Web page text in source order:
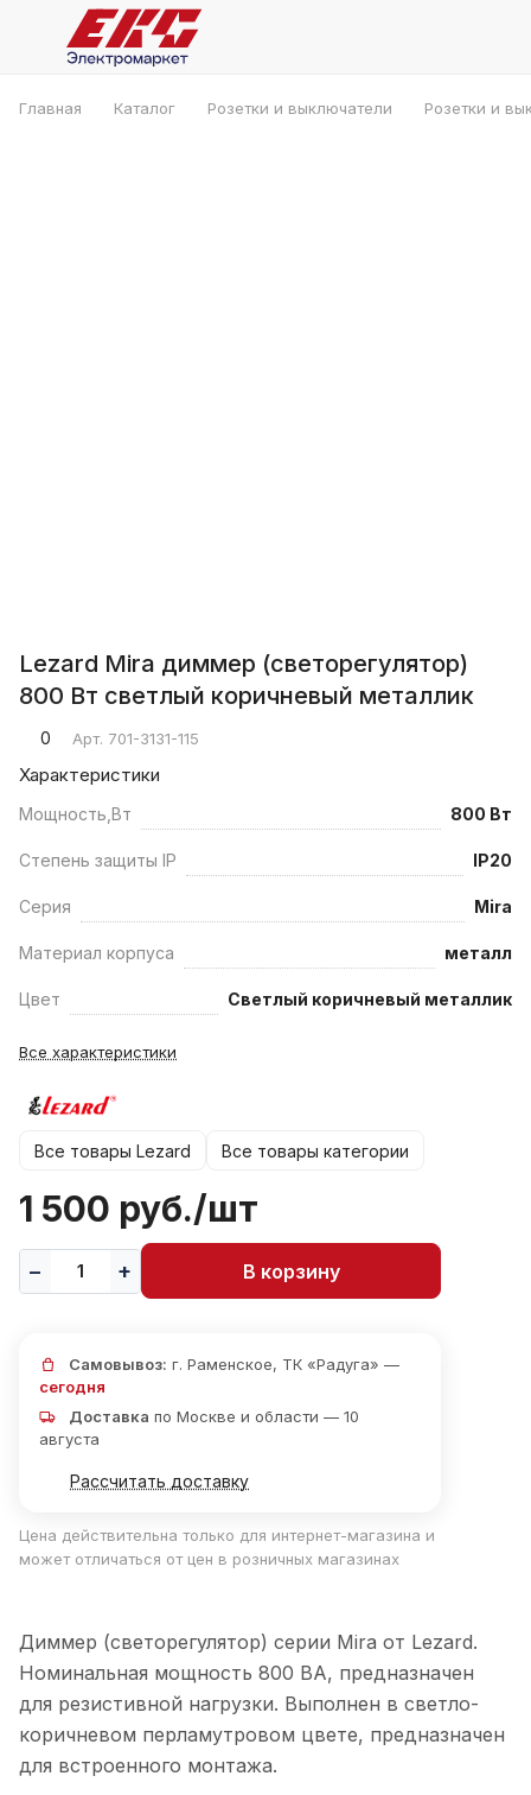
Главная Каталог Розетки и выключатели Розетки и
Lezard Mira диммер (светорегулятор)
800 Вт светлый коричневый металлик
0 Арт. 701-3131-115
Характеристики
Мощность,Вт 800 Вт
Степень защиты IP IP20
Серия Mira
Материал корпуса металл
Цвет Светлый коричневый металлик
Все характеристики
Все товары Lezard Все товары категории
1 500 руб./шт
В корзину
Самовывоз: г. Раменское, ТК «Радуга» —
сегодня
Доставка по Москве и области — 10
августа
Рассчитать доставку
Цена действительна только для интернет-магазина и
может отличаться от цен в розничных магазинах
Диммер (светорегулятор) серии Mira от Lezard.
Номинальная мощность 800 ВА, предназначен
для резистивной нагрузки. Выполнен в светло-
коричневом перламутровом цвете, предназначен
для встроенного монтажа.